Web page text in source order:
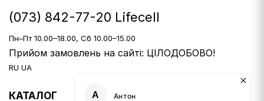
(073) 842-77-20 Lifecell
Пн–Пт 10.00–18.00, Сб 10.00–15.00
Прийом замовлень на сайті: ЦІЛОДОБОВО!
RU UA
КАТАЛОГ